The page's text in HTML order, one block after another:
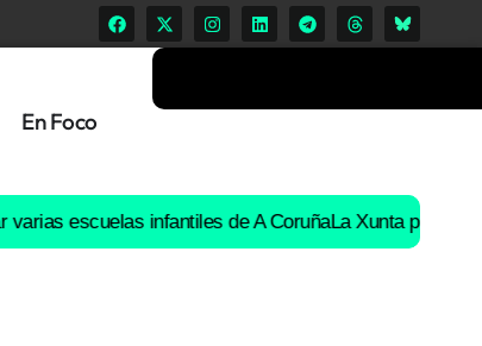
En Foco
infantiles de A CoruñaLa Xunta prohíbe «la ruta